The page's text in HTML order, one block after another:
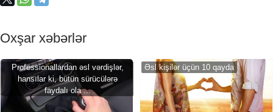
Oxşar xəbərlər
Professionallardan əsl vərdişlər,
hansılar ki, bütün sürücülərə
faydalı ola ...
Əsl kişilər üçün 10 qayda